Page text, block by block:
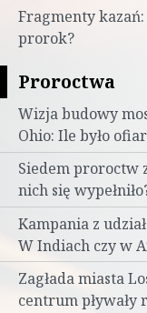
Fragmenty kazań:
prorok?
Proroctwa
Wizja budowy
Ohio: Ile było
Siedem proroctw
nich się
Kampania z
W Indiach czy w
Zagłada miasta
centrum pływały